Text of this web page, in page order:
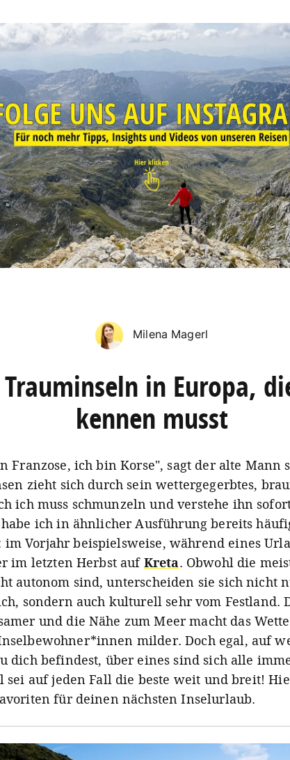
Milena Magerl
in Europa,
kennen musst
Franzose, ich bin Korse", sagt der alte Mann
zieht sich durch sein wettergegerbtes,
ich muss schmunzeln und verstehe ihn
habe ich in ähnlicher Ausführung bereits
im Vorjahr beispielsweise, während eines
im letzten Herbst auf Kreta. Obwohl die
autonom sind, unterscheiden sie sich nicht
sondern auch kulturell sehr vom Festland.
und die Nähe zum Meer macht das
milder. Doch egal, auf
dich befindest, über eines sind sich alle
sei auf jeden Fall die beste weit und breit!
für deinen nächsten Inselurlaub.